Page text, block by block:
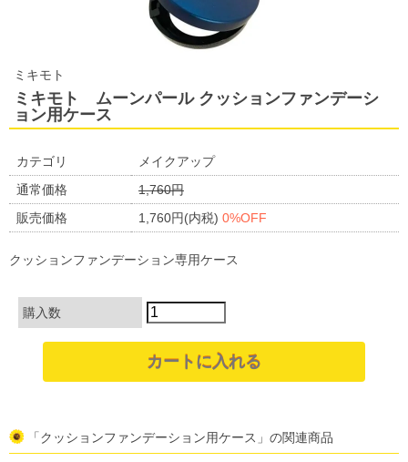
ミキモト
ミキモト ムーンパール クッションファンデーシ
ョン用ケース
カテゴリ
メイクアップ
通常価格
1,760円
販売価格
1,760円(内税) 0%OFF
クッションファンデーション専用ケース
購入数
「クッションファンデーション用ケース」の関連商品